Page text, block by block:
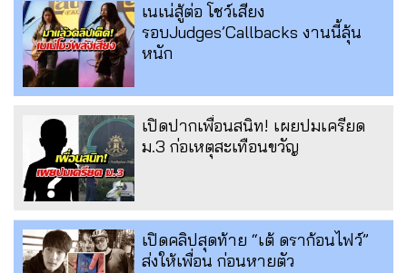
เนเน่สู้ต่อ โชว์เสียง
รอบJudges’Callbacks งานนี้ลุ้น
หนัก
เปิดปากเพื่อนสนิท! เผยปมเครียด
ม.3 ก่อเหตุสะเทือนขวัญ
เปิดคลิปสุดท้าย “เต้ ดราก้อนไฟว์”
ส่งให้เพื่อน ก่อนหายตัว